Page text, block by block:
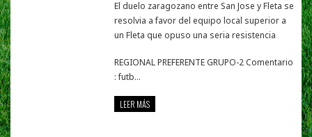
El duelo zaragozano entre San Jose y Fleta se
resolvia a favor del equipo local superior a
un Fleta que opuso una seria resistencia
REGIONAL PREFERENTE GRUPO-2 Comentario
: futb...
LEER MÁS